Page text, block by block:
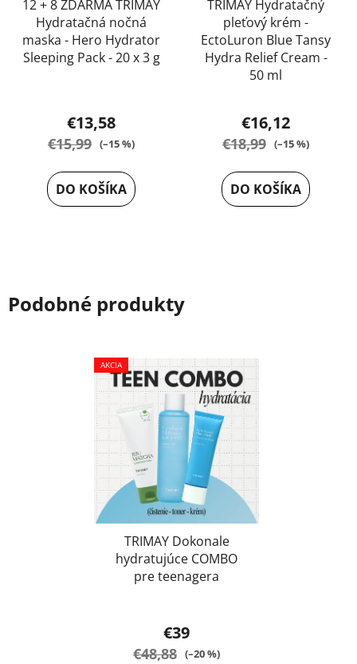
12 + 8 ZDARMA TRIMAY
Hydratačná nočná
maska - Hero Hydrator
Sleeping Pack - 20 x 3 g
€13,58
€15,99 (–15 %)
DO KOŠÍKA
TRIMAY Hydratačný
pleťový krém -
EctoLuron Blue Tansy
Hydra Relief Cream -
50 ml
€16,12
€18,99 (–15 %)
DO KOŠÍKA
Podobné produkty
AKCIA
TRIMAY Dokonale
hydratujúce COMBO
pre teenagera
€39
€48,88 (–20 %)